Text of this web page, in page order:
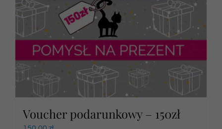
Voucher podarunkowy – 150zł